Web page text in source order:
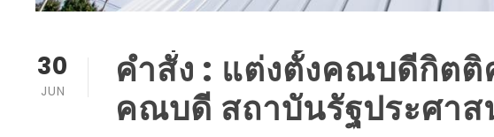
30
JUN
คำสั่ง : แต่งตั้งคณบดีกิต
คณบดี สถาบันรัฐประศาส